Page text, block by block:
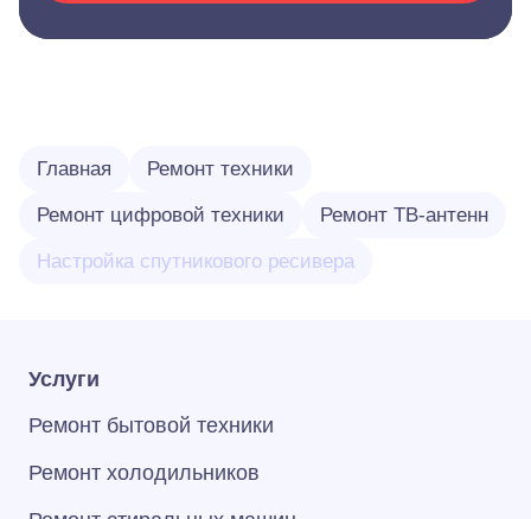
Главная Ремонт техники
Ремонт цифровой техники Ремонт ТВ-антенн
Настройка спутникового ресивера
Услуги
Ремонт бытовой техники
Ремонт холодильников